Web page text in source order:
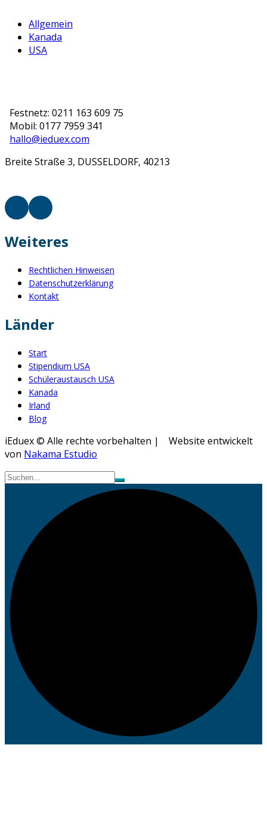
Allgemein
Kanada
USA
Festnetz: 0211 163 609 75
Mobil: 0177 7959 341
hallo@ieduex.com
Breite Straße 3, DUSSELDORF, 40213
Weiteres
Rechtlichen Hinweisen
Datenschutzerklärung
Kontakt
Länder
Start
Stipendium USA
Schüleraustausch USA
Kanada
Irland
Blog
iEduex © Alle rechte vorbehalten | Website entwickelt
von Nakama Estudio